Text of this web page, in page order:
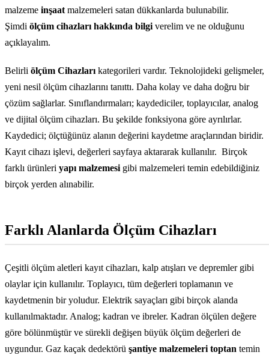
malzeme inşaat malzemeleri satan dükkanlarda bulunabilir.
Şimdi ölçüm cihazları hakkında bilgi verelim ve ne olduğunu
açıklayalım.
Belirli ölçüm Cihazları kategorileri vardır. Teknolojideki gelişmeler,
yeni nesil ölçüm cihazlarını tanıttı. Daha kolay ve daha doğru bir
çözüm sağlarlar. Sınıflandırmaları; kaydediciler, toplayıcılar, analog
ve dijital ölçüm cihazları. Bu şekilde fonksiyona göre ayrılırlar.
Kaydedici; ölçtüğünüz alanın değerini kaydetme araçlarından biridir.
Kayıt cihazı işlevi, değerleri sayfaya aktararak kullanılır. Birçok
farklı ürünleri yapı malzemesi gibi malzemeleri temin edebildiğiniz
birçok yerden alınabilir.
Farklı Alanlarda Ölçüm Cihazları
Çeşitli ölçüm aletleri kayıt cihazları, kalp atışları ve depremler gibi
olaylar için kullanılır. Toplayıcı, tüm değerleri toplamanın ve
kaydetmenin bir yoludur. Elektrik sayaçları gibi birçok alanda
kullanılmaktadır. Analog; kadran ve ibreler. Kadran ölçülen değere
göre bölünmüştür ve sürekli değişen büyük ölçüm değerleri de
uygundur. Gaz kaçak dedektörü şantiye malzemeleri toptan temin